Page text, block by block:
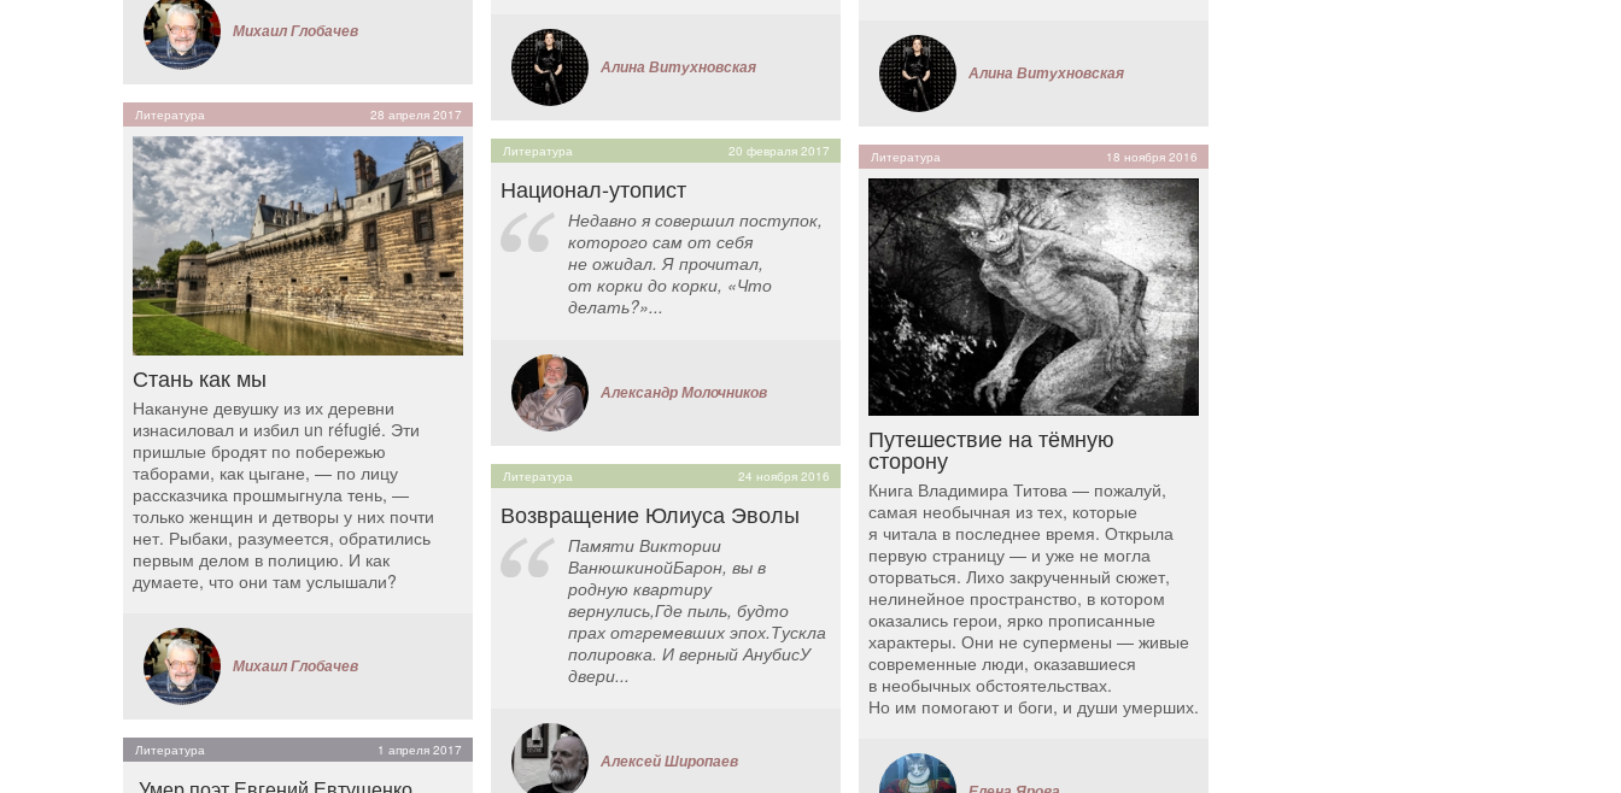
Михаил Глобачев
Литература 28 апреля 2017
Стань как мы
Накануне девушку из их деревни
изнасиловал и избил un réfugié. Эти
пришлые бродят по побережью
таборами, как цыгане, — по лицу
рассказчика прошмыгнула тень, —
только женщин и детворы у них почти
нет. Рыбаки, разумеется, обратились
первым делом в полицию. И как
думаете, что они там услышали?
Михаил Глобачев
Литература 1 апреля 2017
Алина Витухновская
Литература 20 февраля 2017
Национал-утопист
Недавно я совершил поступок,
которого сам от себя
не ожидал. Я прочитал,
от корки до корки, «Что
делать?»...
Александр Молочников
Литература 24 ноября 2016
Возвращение Юлиуса Эволы
Памяти Виктории
ВанюшкинойБарон, вы в
родную квартиру
вернулись,Где пыль, будто
прах отгремевших эпох.Тускла
полировка. И верный АнубисУ
двери...
Алексей Широпаев
Алина Витухновская
Литература 18 ноября 2016
Путешествие на тёмную
сторону
Книга Владимира Титова — пожалуй,
самая необычная из тех, которые
я читала в последнее время. Открыла
первую страницу — и уже не могла
оторваться. Лихо закрученный сюжет,
нелинейное пространство, в котором
оказались герои, ярко прописанные
характеры. Они не супермены — живые
современные люди, оказавшиеся
в необычных обстоятельствах.
Но им помогают и боги, и души умерших.